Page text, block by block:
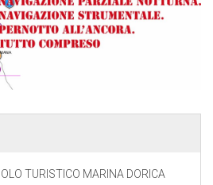
TURISTICO MARINA DORICA